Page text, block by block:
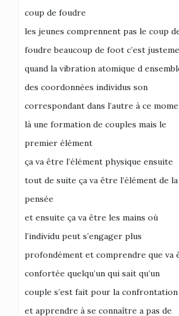
coup de foudre
les jeunes comprennent pas le coup
foudre beaucoup de foot c’est
quand la vibration atomique d
des coordonnées individus son
correspondant dans l’autre à ce
là une formation de couples mais le
premier élément
ça va être l’élément physique ensuite
tout de suite ça va être l’élément de la
pensée
et ensuite ça va être les mains où
l’individu peut s’engager plus
profondément et comprendre que va
confortée quelqu’un qui sait qu’un
couple s’est fait pour la confrontation
et apprendre à se connaître a pas de